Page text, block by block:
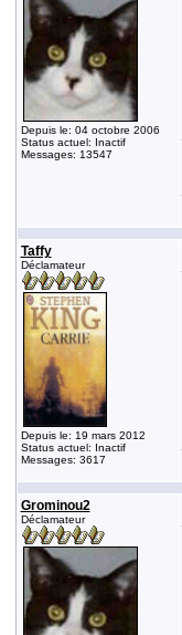
Depuis le: 04 octobre 2006
Status actuel: Inactif
Messages: 13547
Taffy
Déclamateur
Depuis le: 19 mars 2012
Status actuel: Inactif
Messages: 3617
Grominou2
Déclamateur